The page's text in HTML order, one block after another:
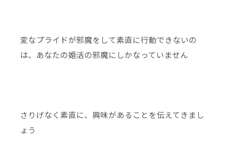
変なプライドが邪魔をして素直に行動できないの
は、あなたの婚活の邪魔にしかなっていません
さりげなく素直に、興味があることを伝えてきまし
ょう